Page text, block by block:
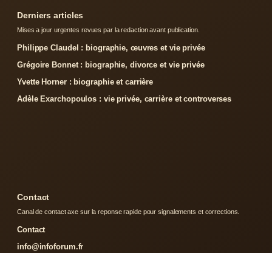
Derniers articles
Mises a jour urgentes revues par la redaction avant publication.
Philippe Claudel : biographie, œuvres et vie privée
Grégoire Bonnet : biographie, divorce et vie privée
Yvette Horner : biographie et carrière
Adèle Exarchopoulos : vie privée, carrière et controverses
Contact
Canal de contact axe sur la reponse rapide pour signalements et corrections.
Contact
info@infoforum.fr